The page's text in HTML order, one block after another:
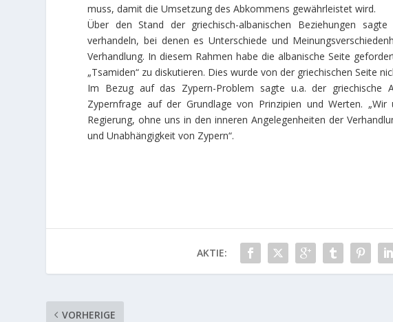
muss, damit die Umsetzung des Abkommens gewährleistet wird.
Über den Stand der griechisch-albanischen Beziehungen
verhandeln, bei denen es Unterschiede und
Verhandlung. In diesem Rahmen habe die albanische Seite
„Tsamiden“ zu diskutieren. Dies wurde von der griechischen Seite
Im Bezug auf das Zypern-Problem sagte u.a. der griechische
Zypernfrage auf der Grundlage von Prinzipien und Werten.
Regierung, ohne uns in den inneren Angelegenheiten der
und Unabhängigkeit von Zypern“.
AKTIE:
VORHERIGE